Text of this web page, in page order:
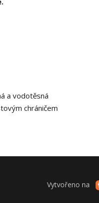
a vodotěsná
chráničem
Vytvořeno na